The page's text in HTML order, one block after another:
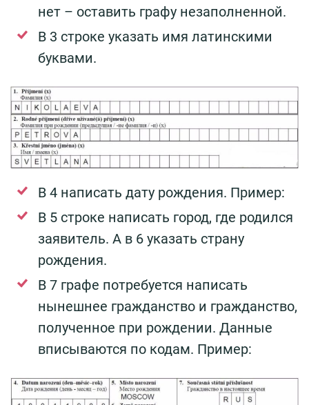
нет – оставить графу незаполненной.
В 3 строке указать имя латинскими
буквами.
В 4 написать дату рождения. Пример:
В 5 строке написать город, где родился
заявитель. А в 6 указать страну
рождения.
В 7 графе потребуется написать
нынешнее гражданство и гражданство,
полученное при рождении. Данные
вписываются по кодам. Пример: